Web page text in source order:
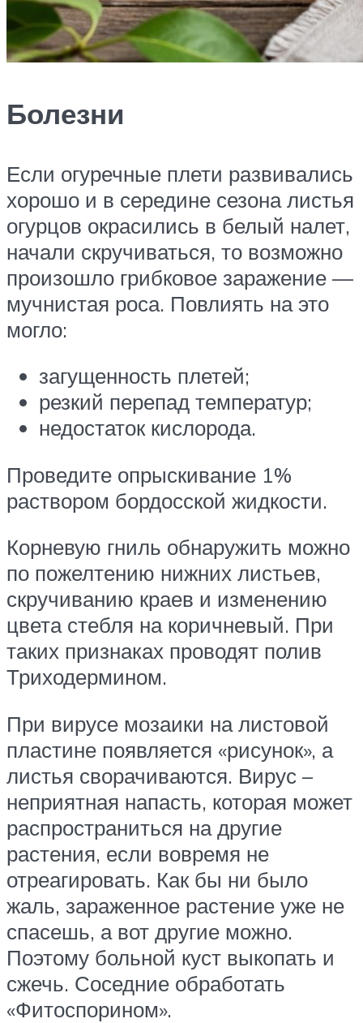
Болезни
Если огуречные плети развивались
хорошо и в середине сезона листья
огурцов окрасились в белый налет,
начали скручиваться, то возможно
произошло грибковое заражение —
мучнистая роса. Повлиять на это
могло:
загущенность плетей;
резкий перепад температур;
недостаток кислорода.
Проведите опрыскивание 1%
раствором бордосской жидкости.
Корневую гниль обнаружить можно
по пожелтению нижних листьев,
скручиванию краев и изменению
цвета стебля на коричневый. При
таких признаках проводят полив
Триходермином.
При вирусе мозаики на листовой
пластине появляется «рисунок», а
листья сворачиваются. Вирус –
неприятная напасть, которая может
распространиться на другие
растения, если вовремя не
отреагировать. Как бы ни было
жаль, зараженное растение уже не
спасешь, а вот другие можно.
Поэтому больной куст выкопать и
сжечь. Соседние обработать
«Фитоспорином».